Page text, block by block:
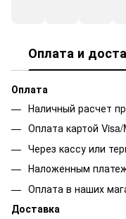
Оплата и
Оплата
Наличный расчет
Оплата картой
Через кассу или
Наложенным
Оплата в наших
Доставка